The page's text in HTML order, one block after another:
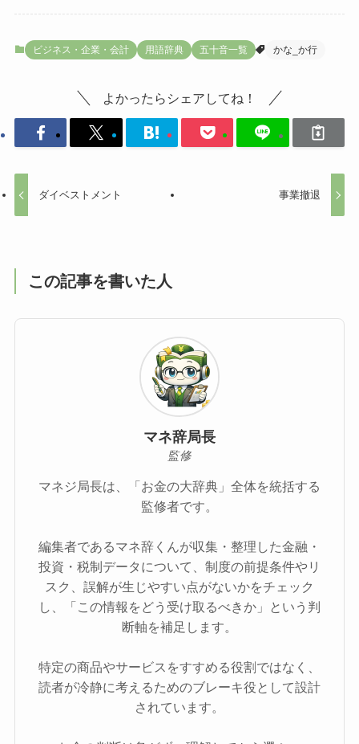
ビジネス・企業・会計 用語辞典 五十音一覧 かな_か行
よかったらシェアしてね！
ダイベストメント 事業撤退
この記事を書いた人
マネ辞局長
監修
マネジ局長は、「お金の大辞典」全体を統括する
監修者です。
編集者であるマネ辞くんが収集・整理した金融・
投資・税制データについて、制度の前提条件やリ
スク、誤解が生じやすい点がないかをチェック
し、「この情報をどう受け取るべきか」という判
断軸を補足します。
特定の商品やサービスをすすめる役割ではなく、
読者が冷静に考えるためのブレーキ役として設計
されています。